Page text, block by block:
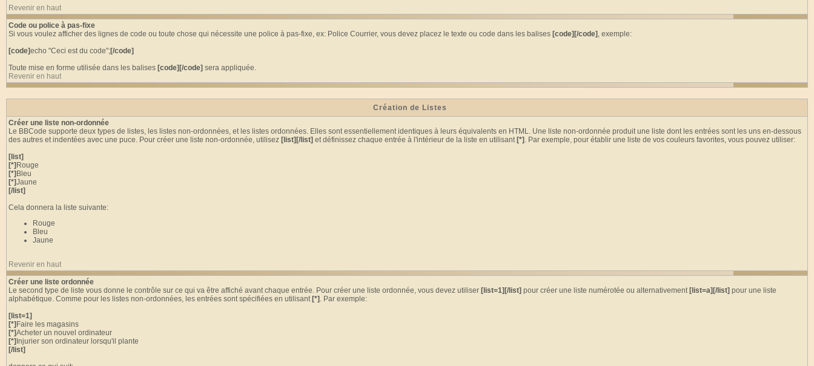
Revenir en haut
Code ou police à pas-fixe
Si vous voulez afficher des lignes de code ou toute chose qui nécessite une police à pas-fixe, ex: Police Courrier, vous devez placez le texte ou code dans les balises [code][/code] , exemple:
[code]echo "Ceci est du code";[/code]
Toute mise en forme utilisée dans les balises [code][/code] sera appliquée.
Revenir en haut
Création de Listes
Créer une liste non-ordonnée
Le BBCode supporte deux types de listes, les listes non-ordonnées, et les listes ordonnées. Elles sont essentiellement identiques à leurs équivalents en HTML. Une liste non-ordonnée produit une liste dont les entrées sont les uns en-dessous
des autres et indentées avec une puce. Pour créer une liste non-ordonnée, utilisez [list][/list] et définissez chaque entrée à l'intérieur de la liste en utilisant [*] . Par exemple, pour établir une liste de vos couleurs favorites, vous pouvez utiliser:
[list]
[*] Rouge
[*] Bleu
[*]Jaune
[/list]
Cela donnera la liste suivante:
Rouge
Bleu
Jaune
Revenir en haut
Créer une liste ordonnée
Le second type de liste vous donne le contrôle sur ce qui va être affiché avant chaque entrée. Pour créer une liste ordonnée, vous devez utiliser [list=1][/list] pour créer une liste numérotée ou alternativement [list=a][/list] pour une liste
alphabétique. Comme pour les listes non-ordonnées, les entrées sont spécifiées en utilisant [*] . Par exemple:
[list=1]
[*] Faire les magasins
[*]Acheter un nouvel ordinateur
[*] Injurier son ordinateur lorsqu'il plante
[/list]